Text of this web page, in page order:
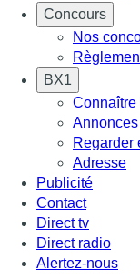
Concours
Nos
BX1
Connaître
Regarder
Adresse
Publicité
Contact
Direct tv
Direct radio
Alertez-nous